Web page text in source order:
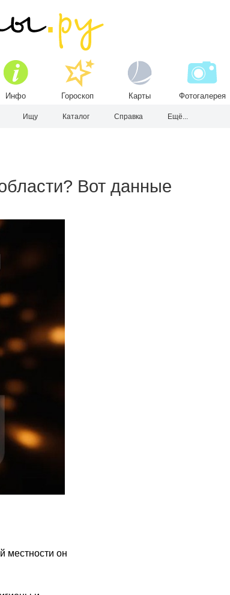
Инфо Гороскоп Карты Фотогалерея
Ищу Каталог Справка Ещё...
Вот данные
местности он